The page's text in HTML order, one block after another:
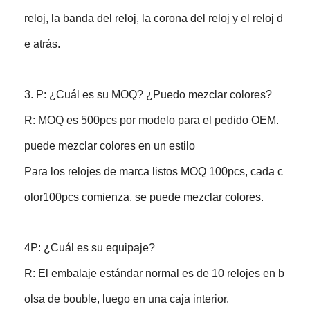
reloj, la banda del reloj, la corona del reloj y el reloj d
e atrás.
3. P: ¿Cuál es su MOQ? ¿Puedo mezclar colores?
R: MOQ es 500pcs por modelo para el pedido OEM.
puede mezclar colores en un estilo
Para los relojes de marca listos MOQ 100pcs, cada c
olor100pcs comienza. se puede mezclar colores.
4P: ¿Cuál es su equipaje?
R: El embalaje estándar normal es de 10 relojes en b
olsa de bouble, luego en una caja interior.